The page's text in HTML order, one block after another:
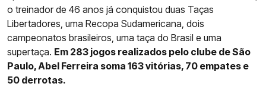
o treinador de 46 anos já conquistou duas Taças
Libertadores, uma Recopa Sudamericana, dois
campeonatos brasileiros, uma taça do Brasil e uma
supertaça. Em 283 jogos realizados pelo clube de São
Paulo, Abel Ferreira soma 163 vitórias, 70 empates e
50 derrotas.